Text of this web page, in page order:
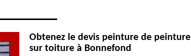
Obtenez le devis peinture de peinture
sur toiture à Bonnefond